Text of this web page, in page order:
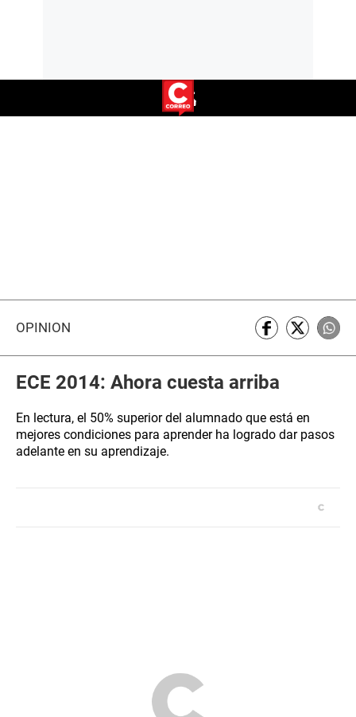
OPINIÓN
ECE 2014: Ahora cuesta arriba
En lectura, el 50% superior del alumnado que está en
mejores condiciones para aprender ha logrado dar pasos
adelante en su aprendizaje.